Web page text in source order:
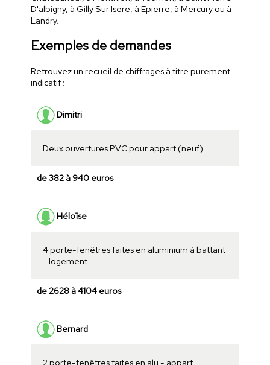
D'albigny, à Gilly Sur Isere, à Epierre, à Mercury ou à
Landry.
Exemples de demandes
Retrouvez un recueil de chiffrages à titre purement
indicatif :
Dimitri
Deux ouvertures PVC pour appart (neuf)
de 382 à 940 euros
Héloïse
4 porte-fenêtres faites en aluminium à battant
- logement
de 2628 à 4104 euros
Bernard
2 porte-fenêtres faites en alu - appart